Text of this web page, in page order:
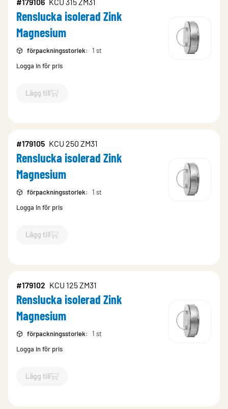
Renslucka isolerad Zink
Magnesium
förpackningsstorlek:
1 st
Logga in för pris
Lägg till
`$Lägg till
#179105 KCU 250 ZM31
Renslucka isolerad Zink
Magnesium
förpackningsstorlek:
1 st
Logga in för pris
Lägg till
`$Lägg till
#179102 KCU 125 ZM31
Renslucka isolerad Zink
Magnesium
förpackningsstorlek:
1 st
Logga in för pris
Lägg till
`$Lägg till